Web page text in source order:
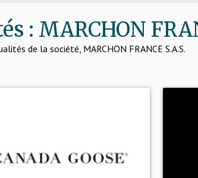
: MARCHON
de la société, MARCHON FRANCE S.A.S.